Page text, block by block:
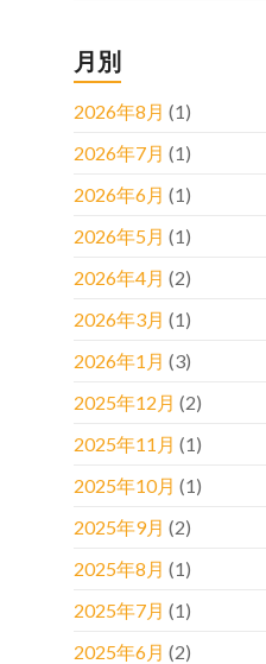
月別
2026年8月 (1)
2026年7月 (1)
2026年6月 (1)
2026年5月 (1)
2026年4月 (2)
2026年3月 (1)
2026年1月 (3)
2025年12月 (2)
2025年11月 (1)
2025年10月 (1)
2025年9月 (2)
2025年8月 (1)
2025年7月 (1)
2025年6月 (2)